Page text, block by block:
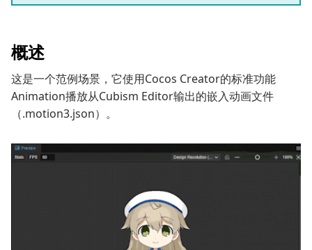
概述
这是一个范例场景，它使用Cocos Creator的标准功能
Animation播放从Cubism Editor输出的嵌入动画文件
（.motion3.json）。